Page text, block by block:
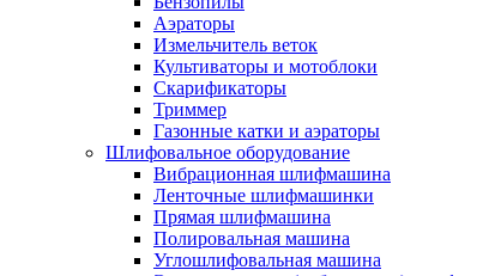
Аэраторы
Измельчитель веток
Культиваторы и мотоблоки
Скарификаторы
Триммер
Газонные катки и аэраторы
Шлифовальное оборудование
Вибрационная шлифмашина
Ленточные шлифмашинки
Прямая шлифмашина
Полировальная машина
Углошлифовальная машина